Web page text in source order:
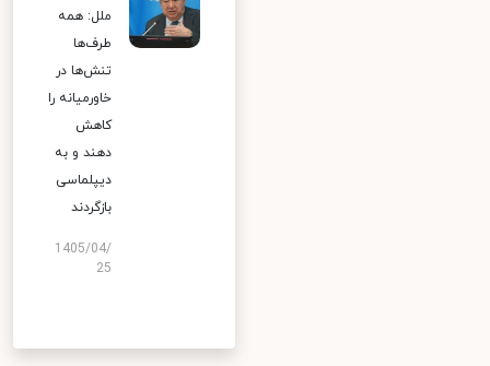
ملل: همه
طرف‌ها
تنش‌ها در
خاورمیانه را
کاهش
دهند و به
دیپلماسی
بازگردند
1405/04/
25